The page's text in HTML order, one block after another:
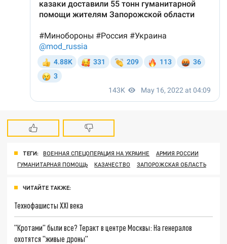
ТЕГИ: ВОЕННАЯ СПЕЦОПЕРАЦИЯ НА УКРАИНЕ
АРМИЯ РОССИИ
ГУМАНИТАРНАЯ ПОМОЩЬ
КАЗАЧЕСТВО ЗАПОРОЖСКАЯ ОБЛАСТЬ
ЧИТАЙТЕ ТАКЖЕ:
Технофашисты XXI века
"Кротами" были все? Теракт в центре Москвы: На генералов
охотятся "живые дроны"